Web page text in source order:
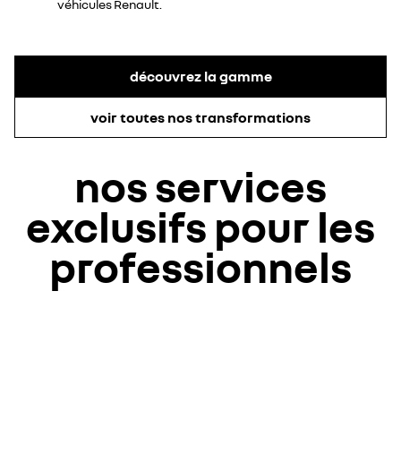
véhicules Renault.
découvrez la gamme
voir toutes nos transformations
nos services
exclusifs pour les
professionnels